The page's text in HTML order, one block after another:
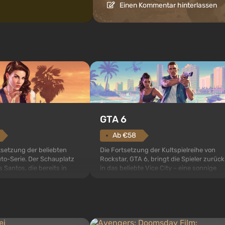
Einen Kommentar hinterlassen
der beliebten
Serie. Der Schauplatz
Santos, die bereits in
GTA 6
Ab €58
Die Fortsetzung der Kultspielreihe von
Rockstar, GTA 6, bringt die Spieler zurück
in das beliebte Vice City – eine sonnige